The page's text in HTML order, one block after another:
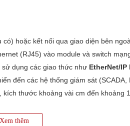
hoặc kết nối qua giao diện bên
(RJ45) vào module và switch
sử dụng các giao thức như EtherNet/IP
đến các hệ thống giám sát (SCADA,
thước khoảng vài cm đến khoảng
thức mạng công nghiệp phổ biến,
Xem thêm